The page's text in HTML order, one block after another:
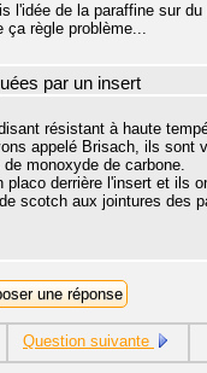
l'idée de la paraffine sur
ça règle problème...
par un insert
résistant à haute
appelé Brisach, ils sont
monoxyde de carbone.
derrière l'insert et ils
scotch aux jointures des
Question suivante